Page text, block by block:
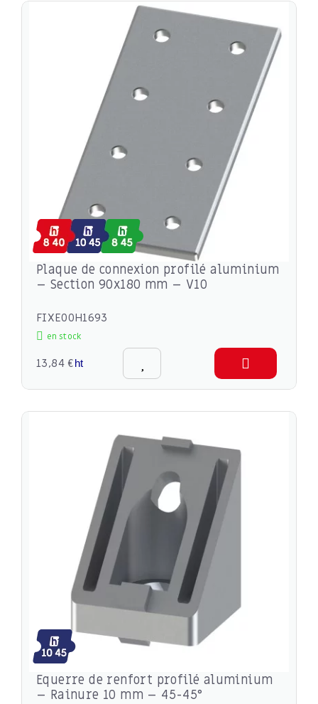
Plaque de connexion profilé aluminium
– Section 90x180 mm – V10
FIXE00H1693
en stock
13,84 €ht
Equerre de renfort profilé aluminium
– Rainure 10 mm – 45-45°